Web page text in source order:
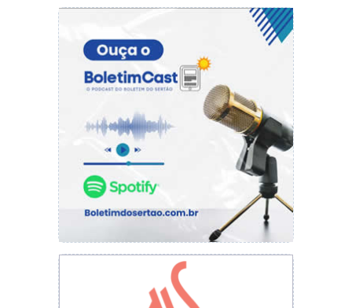
raios solares. Essa tecnologia tem sido utilizada
principalmente pelos moradores das cidades,
como forma de baratear o consumo de energia
elétrica, tornando comum a visão das placas
fotovoltaicas no teto das residências. Contudo,
essa exclusividade doméstica está mudando.
O engenheiro e professor do Instituto Federal
do Piauí (IFPI) – Campus de Picos, Benedicto
Reinaldo, informou que tem sido crescente a
elaboração de projetos de energia solar para
fazer o bombeamento de água para as
propriedades agrícolas .